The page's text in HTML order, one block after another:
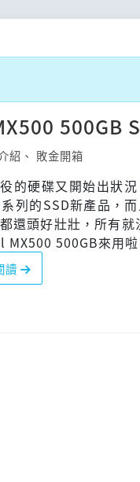
500GB
紹 、 敗金開箱
的硬碟又開始出狀
列的SSD新產品，
還頭好壯壯，所有
MX500 500GB來用啦
讀